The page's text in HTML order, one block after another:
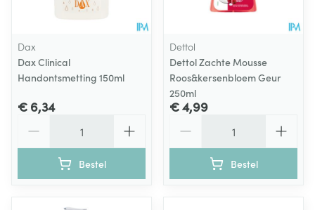
Dax
Dax Clinical
Handontsmetting 150ml
€ 6,34
Bestel
Dettol
Dettol Zachte Mousse
Roos&kersenbloem Geur
250ml
€ 4,99
Bestel